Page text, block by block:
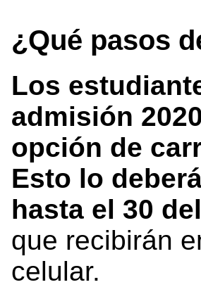
¿Qué pasos
Los
admisión
opción de
Esto lo
hasta el 30
que recibirán
celular.